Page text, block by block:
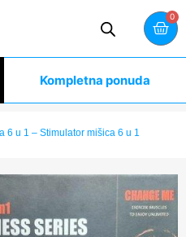
0
Kompletna ponuda
6 u 1 – Stimulator mišica 6 u 1